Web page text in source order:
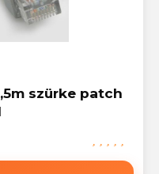
szürke patch